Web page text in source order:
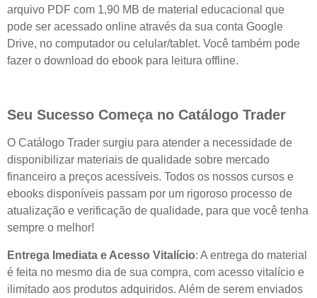
arquivo PDF com 1,90 MB de material educacional que
pode ser acessado online através da sua conta Google
Drive, no computador ou celular/tablet. Você também pode
fazer o download do ebook para leitura offline.
Seu Sucesso Começa no Catálogo Trader
O Catálogo Trader surgiu para atender a necessidade de
disponibilizar materiais de qualidade sobre mercado
financeiro a preços acessíveis. Todos os nossos cursos e
ebooks disponíveis passam por um rigoroso processo de
atualização e verificação de qualidade, para que você tenha
sempre o melhor!
Entrega Imediata e Acesso Vitalício: A entrega do material
é feita no mesmo dia de sua compra, com acesso vitalício e
ilimitado aos produtos adquiridos. Além de serem enviados